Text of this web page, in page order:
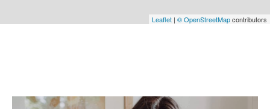
Leaflet | © OpenStreetMapcontributors